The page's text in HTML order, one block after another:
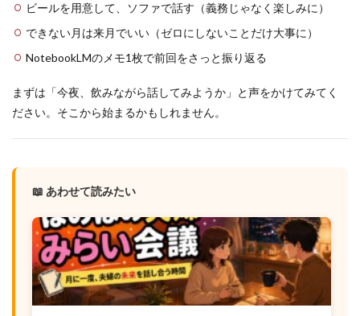
ビールを用意して、ソファで話す（義務じゃなく楽しみに）
できない月は来月でいい（ゼロにしないことだけ大事に）
NotebookLMのメモ1枚で前回をさっと振り返る
まずは「今夜、飲みながら話してみようか」と声をかけてみてく
ださい。そこから始まるかもしれません。
📖 あわせて読みたい